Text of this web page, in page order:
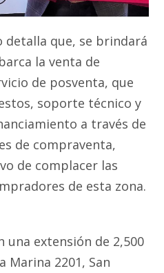
detalla que, se brindará
la venta de
de posventa, que
soporte técnico y
a través de
de compraventa,
de complacer las
de esta zona.
una extensión de 2,500
Marina 2201, San